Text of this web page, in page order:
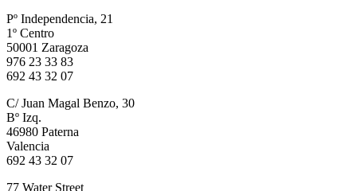
Pº Independencia, 21
1º Centro
50001 Zaragoza
976 23 33 83
692 43 32 07
C/ Juan Magal Benzo, 30
Bº Izq.
46980 Paterna
Valencia
692 43 32 07
77 Water Street